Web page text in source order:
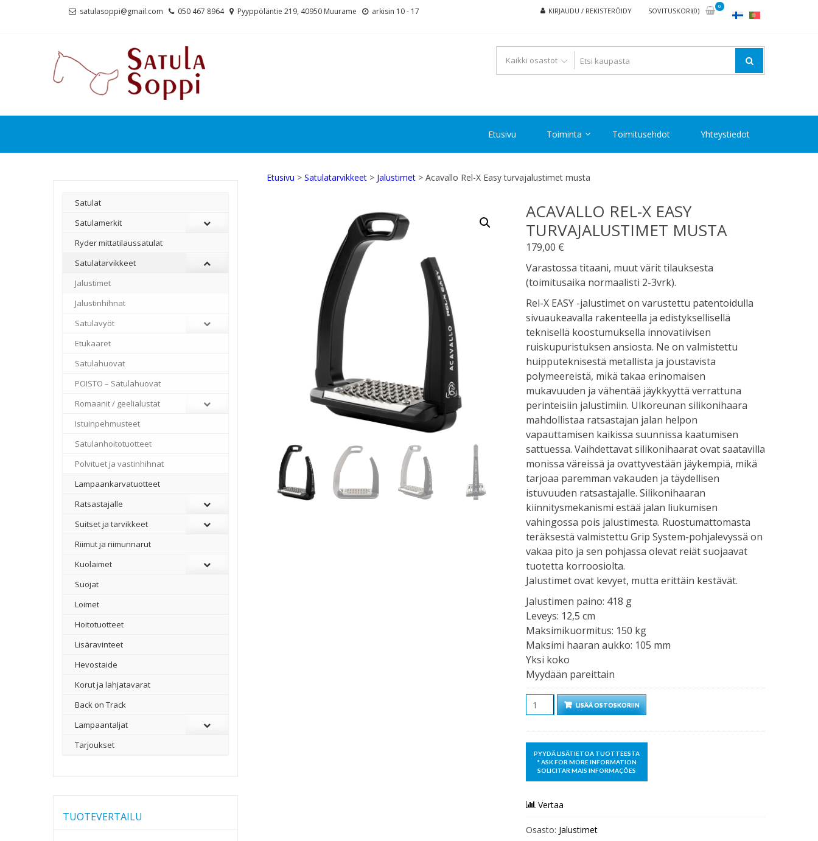
satulasoppi@gmail.com 050 467 8964 Pyyppöläntie 219, 40950 Muurame arkisin 10 - 17 KIRJAUDU / REKISTERÖIDY SOVITUSKORI(0)
0
Etusivu Toiminta Toimitusehdot Yhteystiedot
Etusivu > Satulatarvikkeet > Jalustimet > Acavallo Rel-X Easy turvajalustimet musta
ACAVALLO REL-X EASY
TURVAJALUSTIMET MUSTA
179,00 €
Varastossa titaani, muut värit tilauksesta
(toimitusaika normaalisti 2-3vrk).
Rel-X EASY -jalustimet on varustettu patentoidulla
sivuaukeavalla rakenteella ja edistyksellisellä
teknisellä koostumuksella innovatiivisen
ruiskupuristuksen ansiosta. Ne on valmistettu
huipputeknisestä metallista ja joustavista
polymeereistä, mikä takaa erinomaisen
mukavuuden ja vähentää jäykkyyttä verrattuna
perinteisiin jalustimiin. Ulkoreunan silikonihaara
mahdollistaa ratsastajan jalan helpon
vapauttamisen kaikissa suunnissa kaatumisen
sattuessa. Vaihdettavat silikonihaarat ovat saatavilla
monissa väreissä ja ovattyvestään jäykempiä, mikä
tarjoaa paremman vakauden ja täydellisen
istuvuuden ratsastajalle. Silikonihaaran
kiinnitysmekanismi estää jalan liukumisen
vahingossa pois jalustimesta. Ruostumattomasta
teräksestä valmistettu Grip System-pohjalevyssä on
vakaa pito ja sen pohjassa olevat reiät suojaavat
tuotetta korroosiolta.
Jalustimet ovat kevyet, mutta erittäin kestävät.
Jalustimen paino: 418 g
Leveys: 12,5 cm
Maksimikuormitus: 150 kg
Maksimi haaran aukko: 105 mm
Yksi koko
Myydään pareittain
Määrä LISÄÄ OSTOSKORIIN
Vertaa
Osasto: Jalustimet
Satulat
Satulamerkit
Ryder mittatilaussatulat
Satulatarvikkeet
–
Jalustimet
Jalustinhihnat
Satulavyöt
Etukaaret
Satulahuovat
POISTO – Satulahuovat
Romaanit / geelialustat
Istuinpehmusteet
Satulanhoitotuotteet
Polvituet ja vastinhihnat
Lampaankarvatuotteet
Ratsastajalle
Suitset ja tarvikkeet
Riimut ja riimunnarut
Kuolaimet
Suojat
Loimet
Hoitotuotteet
Lisäravinteet
Hevostaide
Korut ja lahjatavarat
Back on Track
Lampaantaljat
Tarjoukset
TUOTEVERTAILU